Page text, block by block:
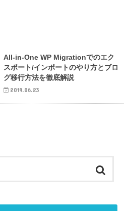
All-in-One WP Migrationでのエク
スポート/インポートのやり方とブロ
グ移行方法を徹底解説
2019.06.23